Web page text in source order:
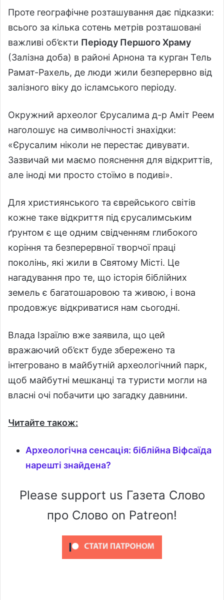
Проте географічне розташування дає підказки:
всього за кілька сотень метрів розташовані
важливі об’єкти Періоду Першого Храму
(Залізна доба) в районі Арнона та курган Тель
Рамат-Рахель, де люди жили безперервно від
залізного віку до ісламського періоду.
Окружний археолог Єрусалима д-р Аміт Реем
наголошує на символічності знахідки:
«Єрусалим ніколи не перестає дивувати.
Зазвичай ми маємо пояснення для відкриттів,
але іноді ми просто стоїмо в подиві».
Для християнського та єврейського світів
кожне таке відкриття під єрусалимським
ґрунтом є ще одним свідченням глибокого
коріння та безперервної творчої праці
поколінь, які жили в Святому Місті. Це
нагадування про те, що історія біблійних
земель є багатошаровою та живою, і вона
продовжує відкриватися нам сьогодні.
Влада Ізраїлю вже заявила, що цей
вражаючий об’єкт буде збережено та
інтегровано в майбутній археологічний парк,
щоб майбутні мешканці та туристи могли на
власні очі побачити цю загадку давнини.
Читайте також:
Археологічна сенсація: біблійна Віфсаїда
нарешті знайдена?
Please support us Газета Слово
про Слово on Patreon!